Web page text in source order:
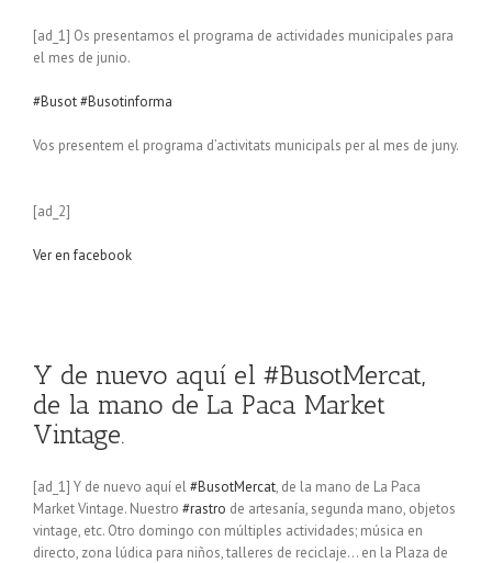
[ad_1] Os presentamos el programa de actividades municipales para
el mes de junio.
#Busot#Busotinforma
Vos presentem el programa d’activitats municipals per al mes de juny.
[ad_2]
Ver en facebook
Y de nuevo aquí el #BusotMercat,
de la mano de La Paca Market
Vintage.
[ad_1] Y de nuevo aquí el#BusotMercat, de la mano de La Paca
Market Vintage. Nuestro #rastro de artesanía, segunda mano, objetos
vintage, etc. Otro domingo con múltiples actividades; música en
directo, zona lúdica para niños, talleres de reciclaje… en la Plaza de